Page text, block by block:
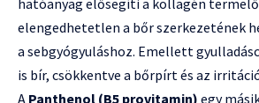
hatóanyag elősegíti a kollagén
elengedhetetlen a bőr szerkezetének
a sebgyógyuláshoz. Emellett
is bír, csökkentve a bőrpírt és az
A Panthenol (B5 provitamin) egy